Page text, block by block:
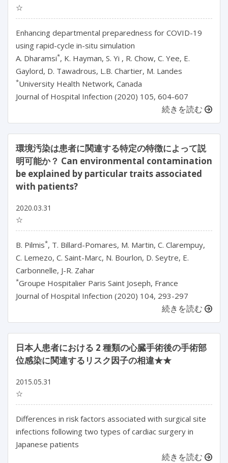
☆
Enhancing departmental preparedness for COVID-19
using rapid-cycle in-situ simulation
A. Dharamsi*, K. Hayman, S. Yi , R. Chow, C. Yee, E.
Gaylord, D. Tawadrous, L.B. Chartier, M. Landes
*University Health Network, Canada
Journal of Hospital Infection (2020) 105, 604-607
続きを読む
環境汚染は患者に関連する特定の特徴によって説
明可能か？ Can environmental contamination
be explained by particular traits associated
with patients?
2020.03.31
☆
B. Pilmis*, T. Billard-Pomares, M. Martin, C. Clarempuy,
C. Lemezo, C. Saint-Marc, N. Bourlon, D. Seytre, E.
Carbonnelle, J-R. Zahar
*Groupe Hospitalier Paris Saint Joseph, France
Journal of Hospital Infection (2020) 104, 293-297
続きを読む
日本人患者における 2 種類の心臓手術後の手術部
位感染に関連するリスク因子の相違★★
2015.05.31
☆
Differences in risk factors associated with surgical site
infections following two types of cardiac surgery in
Japanese patients
続きを読む